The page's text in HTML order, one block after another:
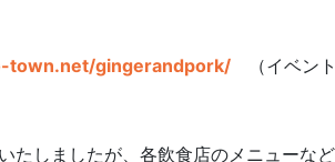
town.net/gingerandpork/ （イベン
たしましたが、各飲食店のメニューな